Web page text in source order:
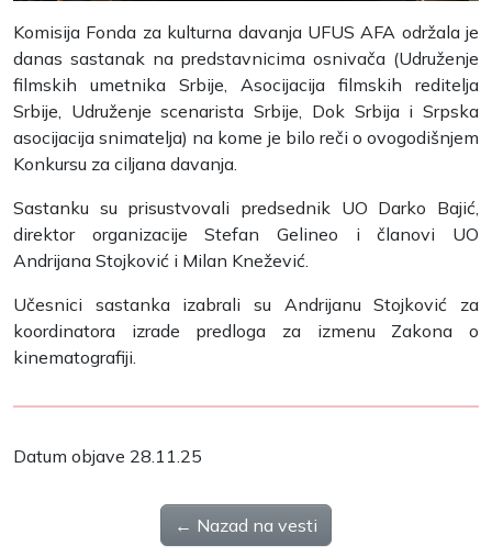
Komisija Fonda za kulturna davanja UFUS AFA održala je
danas sastanak na predstavnicima osnivača (Udruženje
filmskih umetnika Srbije, Asocijacija filmskih reditelja
Srbije, Udruženje scenarista Srbije, Dok Srbija i Srpska
asocijacija snimatelja) na kome je bilo reči o ovogodišnjem
Konkursu za ciljana davanja.
Sastanku su prisustvovali predsednik UO Darko Bajić,
direktor organizacije Stefan Gelineo i članovi UO
Andrijana Stojković i Milan Knežević.
Učesnici sastanka izabrali su Andrijanu Stojković za
koordinatora izrade predloga za izmenu Zakona o
kinematografiji.
Datum objave 28.11.25
← Nazad na vesti